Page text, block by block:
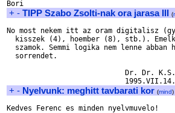
+ - TIPP Szabo Zsolti-nak ora jarasa III (
No most nekem itt az oram digitalisz
kisszek (4), hoember (8), stb.).
szamok. Semmi logika nem lenne abban
  sorrendet.
                            Dr. Dr. K.S.
+ - Nyelvunk: meghitt tavbarati kor (mind)
Kedves Ferenc es minden nyelvmuvelo!